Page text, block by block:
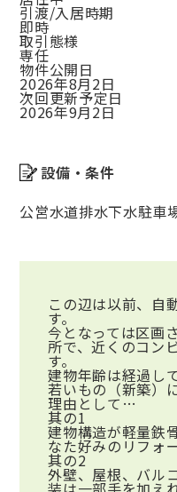
引渡/入居時期
即時
取引態様
専任
物件公開日
2026年8月2日
次回更新予定日
2026年9月2日
設備・条件
公営水道排水下水駐車
この辺は以前、自
す。
今となっては区画
所で、近くのコン
す。
建物年齢は経過し
若いもの（新築）
理由として…
其の1
建物構造が軽量鉄
なた好みのリフォ
其の2
外壁、屋根、バル